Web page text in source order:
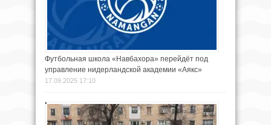
Футбольная школа «Навбахора» перейдёт под
управление нидерландской академии «Аякс»
17.09.2025 17:10